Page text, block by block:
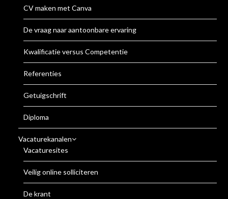
CV maken met Canva
De vraag naar aantoonbare ervaring
Kwalificatie versus Competentie
Referenties
Getuigschrift
Diploma
Vacaturekanalen
Vacaturesites
Veilig online solliciteren
De krant